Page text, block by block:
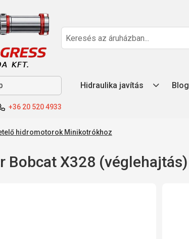
Hidraulika javítás Blog
+36 20 520 4933
hidromotorok Minikotrókhoz
Bobcat X328 (véglehajtás)